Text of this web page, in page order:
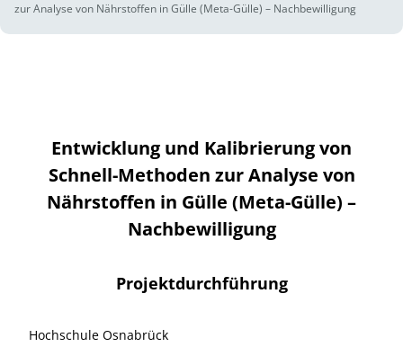
zur Analyse von Nährstoffen in Gülle (Meta-Gülle) – Nachbewilligung
Entwicklung und Kalibrierung von
Schnell-Methoden zur Analyse von
Nährstoffen in Gülle (Meta-Gülle) –
Nachbewilligung
Projektdurchführung
Hochschule Osnabrück